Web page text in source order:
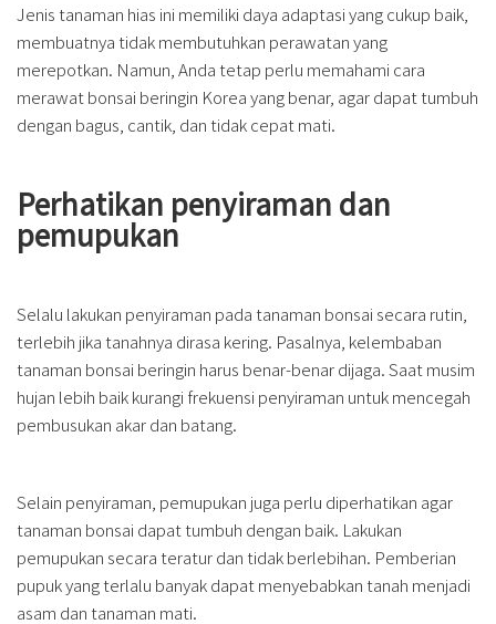
Jenis tanaman hias ini memiliki daya adaptasi yang cukup baik,
membuatnya tidak membutuhkan perawatan yang
merepotkan. Namun, Anda tetap perlu memahami cara
merawat bonsai beringin Korea yang benar, agar dapat tumbuh
dengan bagus, cantik, dan tidak cepat mati.
Perhatikan penyiraman dan
pemupukan
Selalu lakukan penyiraman pada tanaman bonsai secara rutin,
terlebih jika tanahnya dirasa kering. Pasalnya, kelembaban
tanaman bonsai beringin harus benar-benar dijaga. Saat musim
hujan lebih baik kurangi frekuensi penyiraman untuk mencegah
pembusukan akar dan batang.
Selain penyiraman, pemupukan juga perlu diperhatikan agar
tanaman bonsai dapat tumbuh dengan baik. Lakukan
pemupukan secara teratur dan tidak berlebihan. Pemberian
pupuk yang terlalu banyak dapat menyebabkan tanah menjadi
asam dan tanaman mati.